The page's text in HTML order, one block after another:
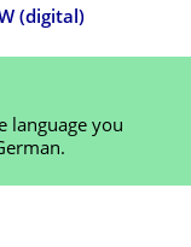
(digital)
language you